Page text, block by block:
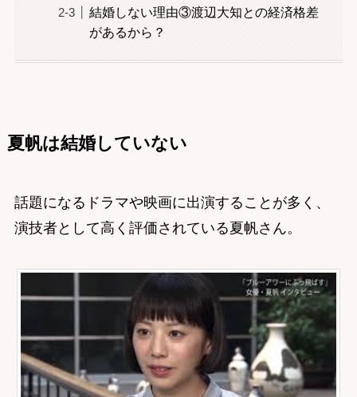
結婚しない理由③渡辺大知との経済格差
があるから？
夏帆は結婚していない
話題になるドラマや映画に出演することが多く、
演技者として高く評価されている夏帆さん。